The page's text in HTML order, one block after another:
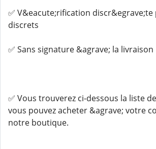
✅ V&eacute;rification discr&egrave;te
discrets
✅ Sans signature &agrave; la livraison
✅ Vous trouverez ci-dessous la liste
vous pouvez acheter &agrave; votre
notre boutique.